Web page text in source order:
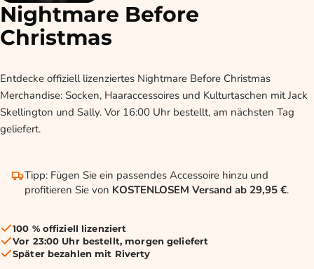
Nightmare Before
Christmas
Entdecke offiziell lizenziertes Nightmare Before Christmas
Merchandise: Socken, Haaraccessoires und Kulturtaschen mit Jack
Skellington und Sally. Vor 16:00 Uhr bestellt, am nächsten Tag
geliefert.
Tipp: Fügen Sie ein passendes Accessoire hinzu und
profitieren Sie von KOSTENLOSEM Versand ab 29,95 €.
100 % offiziell lizenziert
Vor 23:00 Uhr bestellt, morgen geliefert
Später bezahlen mit Riverty